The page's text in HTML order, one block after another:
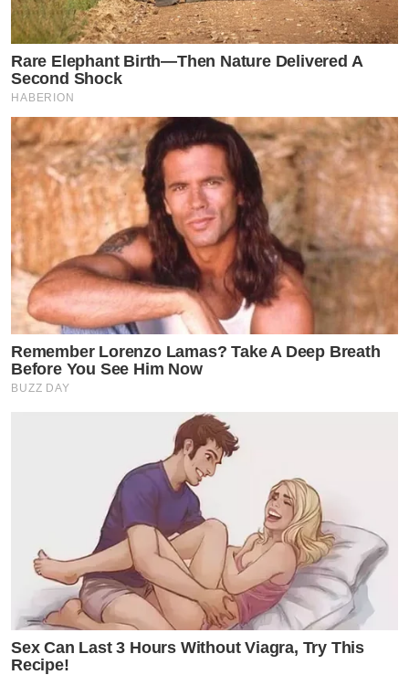
Rare Elephant Birth—Then Nature Delivered A
Second Shock
HABERION
Remember Lorenzo Lamas? Take A Deep Breath
Before You See Him Now
BUZZ DAY
Sex Can Last 3 Hours Without Viagra, Try This
Recipe!